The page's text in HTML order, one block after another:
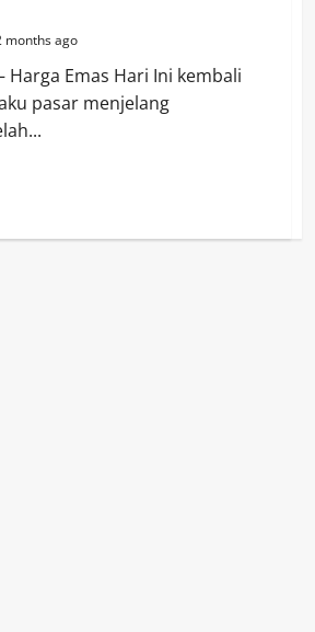
months ago
Harga Emas Hari Ini kembali
pasar menjelang